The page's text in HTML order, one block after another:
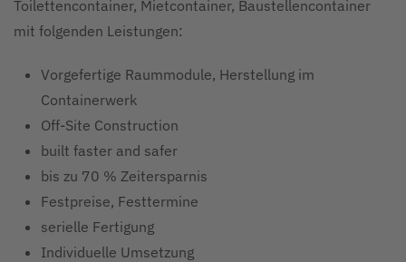
Toilettencontainer, Mietcontainer, Baustellencontainer
mit folgenden Leistungen:
Vorgefertige Raummodule, Herstellung im
Containerwerk
Off-Site Construction
built faster and safer
bis zu 70 % Zeitersparnis
Festpreise, Festtermine
serielle Fertigung
Individuelle Umsetzung